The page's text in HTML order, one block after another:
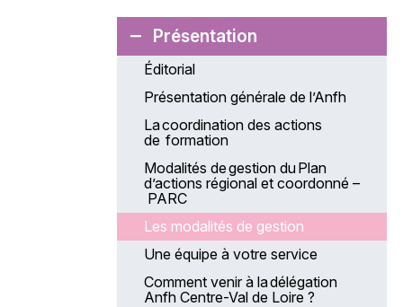
Présentation
Éditorial
Présentation générale de l’Anfh
La coordination des actions
de formation
Modalités de gestion du Plan
d’actions régional et coordonné –
PARC
Les modalités de gestion
Une équipe à votre service
Comment venir à la délégation
Anfh Centre-Val de Loire ?